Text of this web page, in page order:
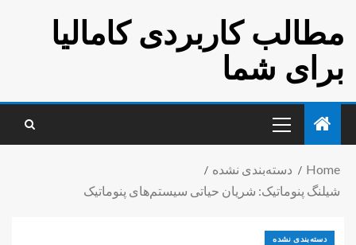
مطالب کاربردی کامالیا
برای شما
Home
دسته‌بندی نشده
شیلنگ پنوماتیک: شریان حیاتی سیستم‌های پنوماتیک
دسته‌بندی نشده